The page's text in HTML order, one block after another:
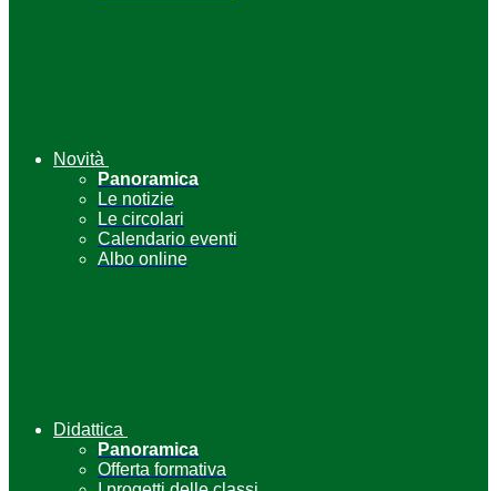
Novità
Panoramica
Le notizie
Le circolari
Calendario eventi
Albo online
Didattica
Panoramica
Offerta formativa